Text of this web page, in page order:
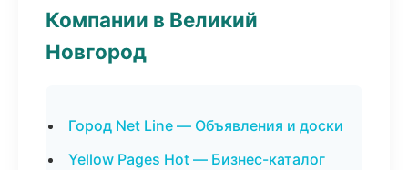
Компании в Великий
Новгород
Город Net Line — Объявления и доски
Yellow Pages Hot — Бизнес-каталог